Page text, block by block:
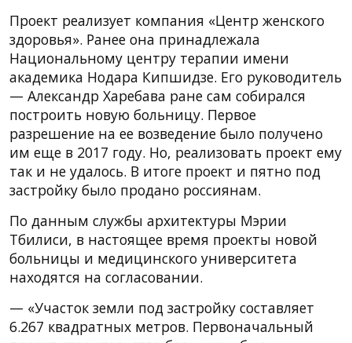
Проект реализует компания «Центр женского
здоровья». Ранее она принадлежала
Национальному центру терапии имени
академика Нодара Кипшидзе. Его руководитель
— Александр Харебава ране сам собирался
построить новую больницу. Первое
разрешение на ее возведение было получено
им еще в 2017 году. Но, реализовать проект ему
так и не удалось. В итоге проект и пятно под
застройку было продано россиянам.
По данным службы архитектуры Мэрии
Тбилиси, в настоящее время проекты новой
больницы и медицинского университета
находятся на согласовании.
— «Участок земли под застройку составляет
6.267 квадратных метров. Первоначальный